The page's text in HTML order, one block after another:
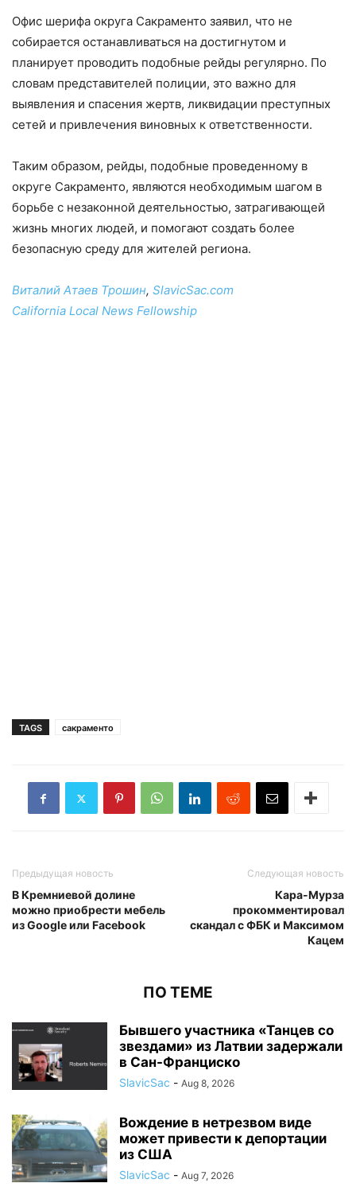
Офис шерифа округа Сакраменто заявил, что не
собирается останавливаться на достигнутом и
планирует проводить подобные рейды регулярно. По
словам представителей полиции, это важно для
выявления и спасения жертв, ликвидации преступных
сетей и привлечения виновных к ответственности.
Таким образом, рейды, подобные проведенному в
округе Сакраменто, являются необходимым шагом в
борьбе с незаконной деятельностью, затрагивающей
жизнь многих людей, и помогают создать более
безопасную среду для жителей региона.
Виталий Атаев Трошин, SlavicSac.com
California Local News Fellowship
TAGS сакраменто
Предыдущая новость
В Кремниевой долине
можно приобрести мебель
из Google или Facebook
Следующая новость
Кара-Мурза
прокомментировал
скандал с ФБК и Максимом
Кацем
ПО ТЕМЕ
Бывшего участника «Танцев со
звездами» из Латвии задержали
в Сан-Франциско
SlavicSac - Aug 8, 2026
Вождение в нетрезвом виде
может привести к депортации
из США
SlavicSac - Aug 7, 2026